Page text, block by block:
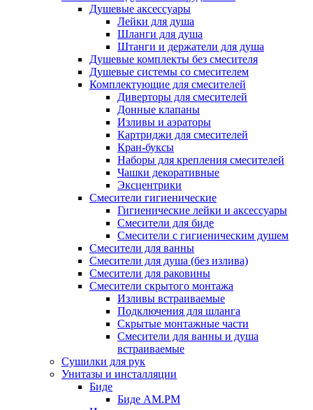
Душевые аксессуары
Лейки для душа
Шланги для душа
Штанги и держатели для душа
Душевые комплекты без смесителя
Душевые системы со смесителем
Комплектующие для смесителей
Диверторы для смесителей
Донные клапаны
Изливы и аэраторы
Картриджи для смесителей
Кран-буксы
Наборы для крепления смесителей
Чашки декоративные
Эксцентрики
Смесители гигиенические
Гигиенические лейки и аксессуары
Смесители для биде
Смесители с гигиеническим душем
Смесители для ванны
Смесители для душа (без излива)
Смесители для раковины
Смесители скрытого монтажа
Изливы встраиваемые
Подключения для шланга
Скрытые монтажные части
Смесители для ванны и душа
встраиваемые
Сушилки для рук
Унитазы и инсталляции
Биде
Биде AM.PM